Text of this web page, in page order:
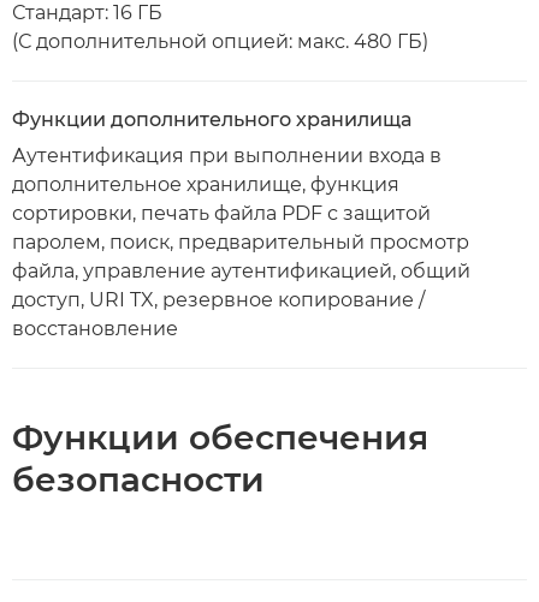
Стандарт: 16 ГБ
(С дополнительной опцией: макс. 480 ГБ)
Функции дополнительного хранилища
Аутентификация при выполнении входа в
дополнительное хранилище, функция
сортировки, печать файла PDF с защитой
паролем, поиск, предварительный просмотр
файла, управление аутентификацией, общий
доступ, URI TX, резервное копирование /
восстановление
Функции обеспечения
безопасности